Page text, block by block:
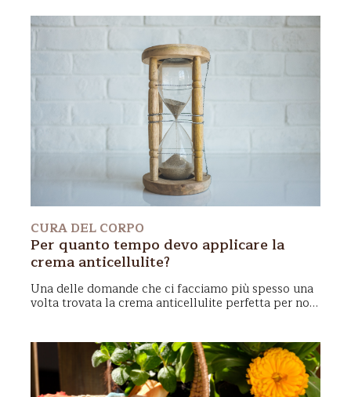
Non sono presenti suggerimenti perché il campo
CURA DEL CORPO
Per quanto tempo devo applicare la
crema anticellulite?
Una delle domande che ci facciamo più spesso una
volta trovata la crema anticellulite perfetta per noi,
nostri consigli per una perfetta beauty routine
anticellulite!